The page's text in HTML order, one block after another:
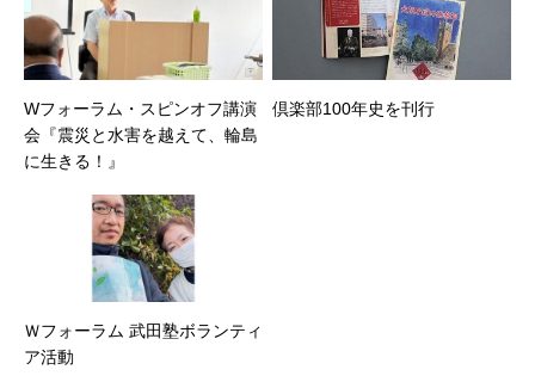
Wフォーラム・スピンオフ講演
会『震災と水害を越えて、輪島
に生きる！』
倶楽部100年史を刊行
Ｗフォーラム 武田塾ボランティ
ア活動